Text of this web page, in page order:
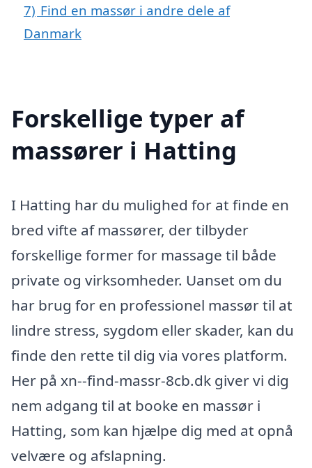
7) Find en massør i andre dele af
Danmark
Forskellige typer af
massører i Hatting
I Hatting har du mulighed for at finde en
bred vifte af massører, der tilbyder
forskellige former for massage til både
private og virksomheder. Uanset om du
har brug for en professionel massør til at
lindre stress, sygdom eller skader, kan du
finde den rette til dig via vores platform.
Her på xn--find-massr-8cb.dk giver vi dig
nem adgang til at booke en massør i
Hatting, som kan hjælpe dig med at opnå
velvære og afslapning.